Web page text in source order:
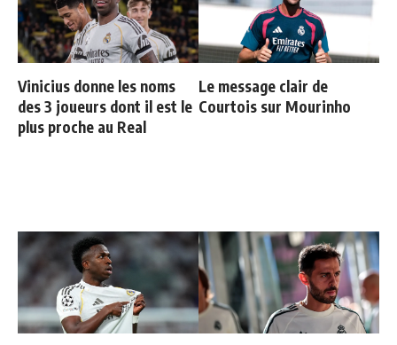
Vinicius donne les noms
des 3 joueurs dont il est le
plus proche au Real
Le message clair de
Courtois sur Mourinho